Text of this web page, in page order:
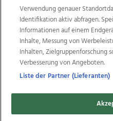
Weitere Angebote des
TV1 di-mog-i.at
Life Radio
OÖN Karriere
OÖN
Regionaljobs
Copyrights © 2026
Verwendung genauer
Identifikation aktiv abfragen.
Informationen auf einem
Inhalte, Messung von
Inhalten, Zielgruppenforschung
Verbesserung von Angeboten.
Liste der Partner (Lieferanten)